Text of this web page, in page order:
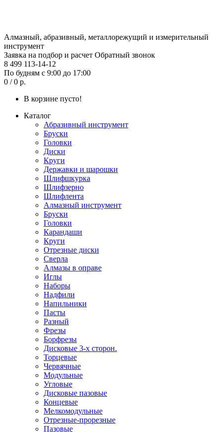
Алмазный, абразивный, металлорежущий и измерительный
инструмент
Заявка на подбор и расчет Обратный звонок
8 499 113-14-12
По будням с 9:00 до 17:00
0 / 0 р.
В корзине пусто!
Каталог
Абразивный инструмент
Бруски
Головки
Диски
Круги
Державки и шарошки
Шлифшкурка
Шлифзерно
Шлифлента
Алмазный инструмент
Бруски
Головки
Карандаши
Круги
Отрезные диски
Сверла
Алмазы в оправе
Иглы
Наборы
Надфили
Напильники
Пасты
Разный
Фрезы
Борфрезы
Дисковые 3-х сторон.
Торцевые
Червячные
Модульные
Угловые
Дисковые пазовые
Концевые
Мелкомодульные
Отрезные-прорезные
Пазовые